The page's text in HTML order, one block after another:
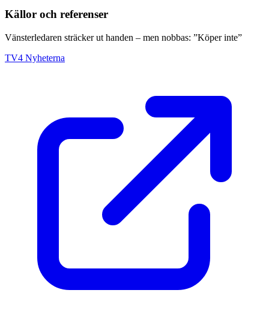
Källor och referenser
Vänsterledaren sträcker ut handen – men nobbas: ”Köper inte”
TV4 Nyheterna